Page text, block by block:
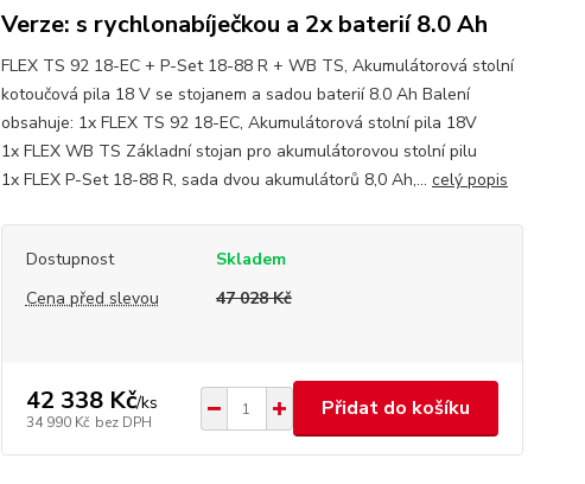
Verze: s rychlonabíječkou a 2x baterií 8.0 Ah
FLEX TS 92 18-EC + P-Set 18-88 R + WB TS, Akumulátorová stolní
kotoučová pila 18 V se stojanem a sadou baterií 8.0 Ah Balení
obsahuje: 1x FLEX TS 92 18-EC, Akumulátorová stolní pila 18V
1x FLEX WB TS Základní stojan pro akumulátorovou stolní pilu
1x FLEX P-Set 18-88 R, sada dvou akumulátorů 8,0 Ah,... celý popis
Dostupnost
Skladem
Cena před slevou
47 028 Kč
42 338 Kč/ks
34 990 Kč bez DPH
Přidat do košíku